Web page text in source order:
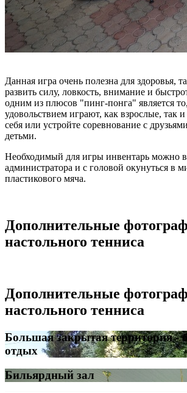
Данная игра очень полезна для здоровья,
развить силу, ловкость, внимание и
одним из плюсов "пинг-понга" является
удовольствием играют, как взрослые, так
себя или устройте соревнование с
детьми.
Необходимый для игры инвентарь можно
администратора и с головой окунуться в
пластикового мяча.
Дополнительные
настольного тенниса
Дополнительные
настольного тенниса
Большая закрытая территория -
отдых
Бильярдный зал